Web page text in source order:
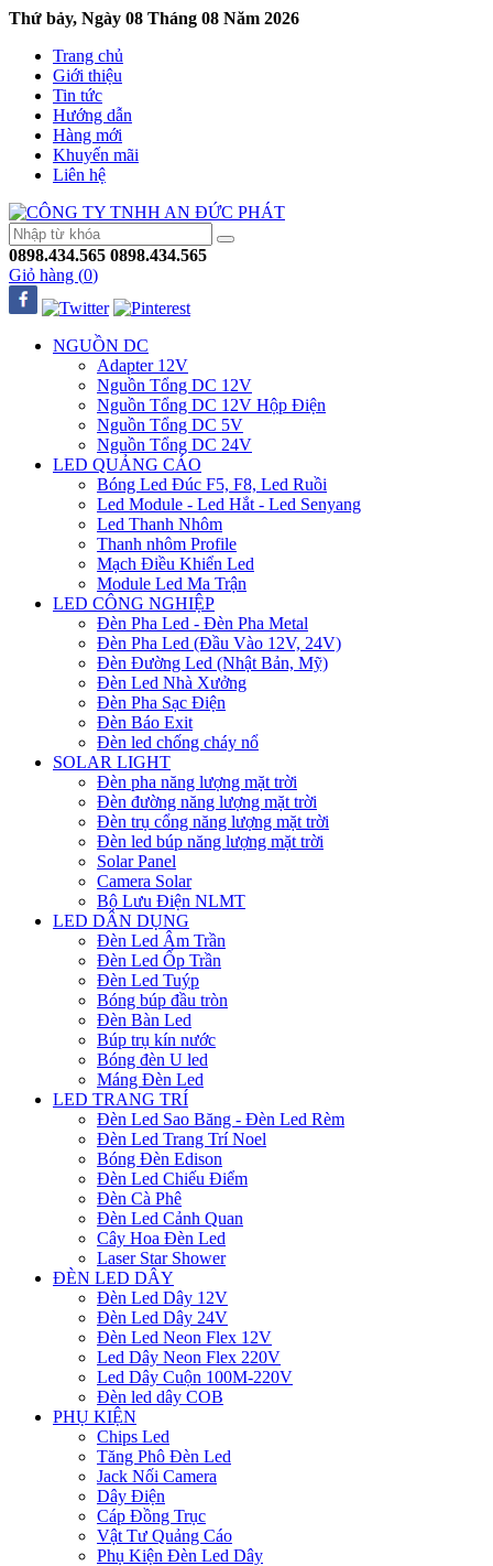
Thứ bảy, Ngày 08 Tháng 08 Năm 2026
Trang chủ
Giới thiệu
Tin tức
Hướng dẫn
Hàng mới
Khuyến mãi
Liên hệ
0898.434.565 0898.434.565
Giỏ hàng (0)
NGUỒN DC
Adapter 12V
Nguồn Tổng DC 12V
Nguồn Tổng DC 12V Hộp Điện
Nguồn Tổng DC 5V
Nguồn Tổng DC 24V
LED QUẢNG CÁO
Bóng Led Đúc F5, F8, Led Ruồi
Led Module - Led Hắt - Led Senyang
Led Thanh Nhôm
Thanh nhôm Profile
Mạch Điều Khiển Led
Module Led Ma Trận
LED CÔNG NGHIỆP
Đèn Pha Led - Đèn Pha Metal
Đèn Pha Led (Đầu Vào 12V, 24V)
Đèn Đường Led (Nhật Bản, Mỹ)
Đèn Led Nhà Xưởng
Đèn Pha Sạc Điện
Đèn Báo Exit
Đèn led chống cháy nổ
SOLAR LIGHT
Đèn pha năng lượng mặt trời
Đèn đường năng lượng mặt trời
Đèn trụ cổng năng lượng mặt trời
Đèn led búp năng lượng mặt trời
Solar Panel
Camera Solar
Bộ Lưu Điện NLMT
LED DÂN DỤNG
Đèn Led Âm Trần
Đèn Led Ốp Trần
Đèn Led Tuýp
Bóng búp đầu tròn
Đèn Bàn Led
Búp trụ kín nước
Bóng đèn U led
Máng Đèn Led
LED TRANG TRÍ
Đèn Led Sao Băng - Đèn Led Rèm
Đèn Led Trang Trí Noel
Bóng Đèn Edison
Đèn Led Chiếu Điểm
Đèn Cà Phê
Đèn Led Cảnh Quan
Cây Hoa Đèn Led
Laser Star Shower
ĐÈN LED DÂY
Đèn Led Dây 12V
Đèn Led Dây 24V
Đèn Led Neon Flex 12V
Led Dây Neon Flex 220V
Led Dây Cuộn 100M-220V
Đèn led dây COB
PHỤ KIỆN
Chips Led
Tăng Phô Đèn Led
Jack Nối Camera
Dây Điện
Cáp Đồng Trục
Vật Tư Quảng Cáo
Phụ Kiện Đèn Led Dây